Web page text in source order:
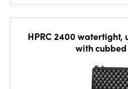
HPRC 2400 watertight,
with